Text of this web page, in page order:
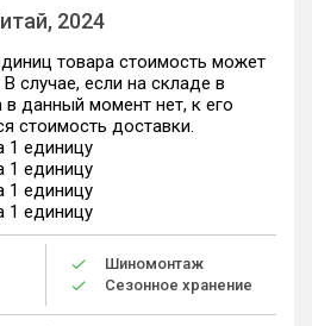
2024
товара стоимость может
случае, если на складе в
данный момент нет, к его
стоимость доставки.
1 единицу
1 единицу
1 единицу
1 единицу
Шиномонтаж
Сезонное хранение